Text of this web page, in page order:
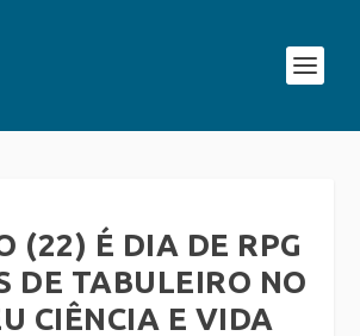
(22) É DIA DE RPG
DE TABULEIRO NO
CIÊNCIA E VIDA